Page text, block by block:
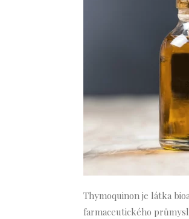
Thymoquinon je látka
farmaceutického